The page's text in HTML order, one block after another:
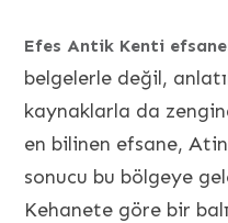
Efes Antik Kenti
belgelerle değil,
kaynaklarla da
en bilinen efsane,
sonucu bu bölgeye
Kehanete göre bir